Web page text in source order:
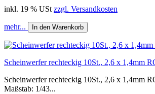
inkl. 19 % USt zzgl. Versandkosten
mehr... In den Warenkorb
Scheinwerfer rechteckig 10St., 2,6 x 1,4mm
Scheinwerfer rechteckig 10St., 2,6 x 1,4mm
Maßstab: 1/43...